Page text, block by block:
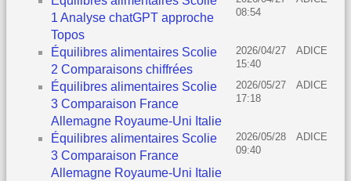
1 Analyse chatGPT approche
Topos
08:54
Équilibres alimentaires Scolie
2 Comparaisons chiffrées
2026/04/27
15:40
ADICE
Équilibres alimentaires Scolie
3 Comparaison France
Allemagne Royaume-Uni Italie
2026/05/27
17:18
ADICE
Équilibres alimentaires Scolie
3 Comparaison France
Allemagne Royaume-Uni Italie
2026/05/28
09:40
ADICE